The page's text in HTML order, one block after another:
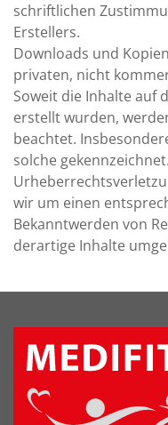
schriftlichen
Erstellers.
Downloads und
privaten, nicht
Soweit die Inhalte auf
erstellt wurden,
beachtet.
solche
wir um einen
Bekanntwerden von
derartige Inhalte